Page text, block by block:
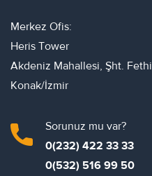
Merkez Ofis:
Heris Tower
Akdeniz Mahallesi, Şht.
Konak/İzmir
Sorunuz mu var?
0(232) 422 33 33
0(532) 516 99 50